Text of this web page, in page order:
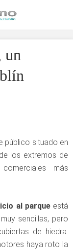
un
público situado en
los extremos de
más
al parqueestá
sencillas, pero
de hiedra.
haya roto la